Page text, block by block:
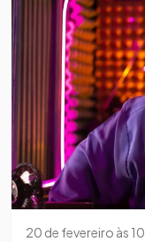
20 de fevereiro às